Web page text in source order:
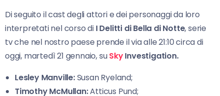
Di seguito il cast degli attori e dei personaggi da loro
interpretati nel corso di I Delitti di Bella di Notte, serie
tv che nel nostro paese prende il via alle 21:10 circa di
oggi, martedì 21 gennaio, suSkyInvestigation.
Lesley Manville:Susan Ryeland;
Timothy McMullan:Atticus Pund;